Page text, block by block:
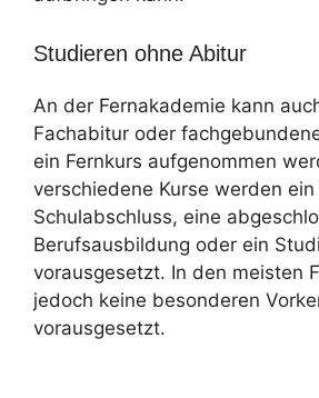
Studieren ohne Abitur
An der Fernakademie kann
Fachabitur oder
ein Fernkurs aufgenommen
verschiedene Kurse werden
Schulabschluss, eine
Berufsausbildung oder ein
vorausgesetzt. In den meisten
jedoch keine besonderen
vorausgesetzt.